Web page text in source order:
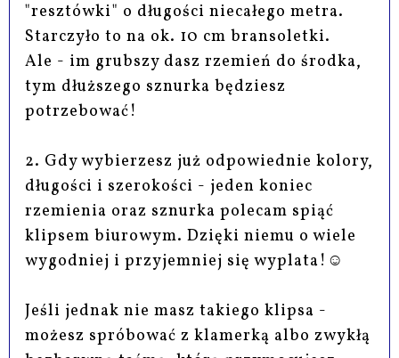
"resztówki" o długości niecałego metra.
Starczyło to na ok. 10 cm bransoletki.
Ale - im grubszy dasz rzemień do środka,
tym dłuższego sznurka będziesz
potrzebować!
2. Gdy wybierzesz już odpowiednie kolory,
długości i szerokości - jeden koniec
rzemienia oraz sznurka polecam spiąć
klipsem biurowym. Dzięki niemu o wiele
wygodniej i przyjemniej się wyplata!☺
Jeśli jednak nie masz takiego klipsa -
możesz spróbować z klamerką albo zwykłą